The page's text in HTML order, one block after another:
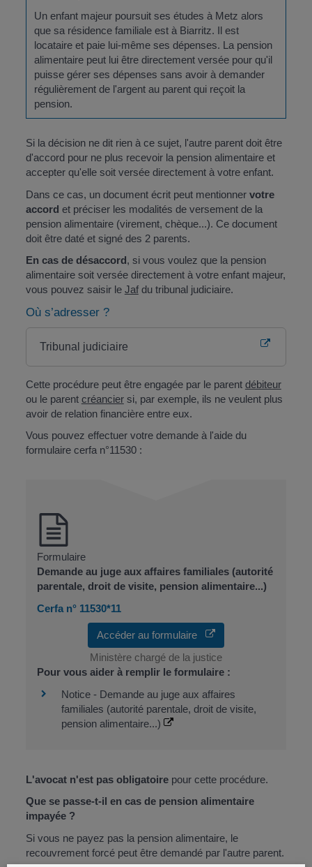
Un enfant majeur poursuit ses études à Metz alors
que sa résidence familiale est à Biarritz. Il est
locataire et paie lui-même ses dépenses. La pension
alimentaire peut lui être directement versée pour qu'il
puisse gérer ses dépenses sans avoir à demander
régulièrement de l'argent au parent qui reçoit la
pension.
Si la décision ne dit rien à ce sujet, l'autre parent doit être
d'accord pour ne plus recevoir la pension alimentaire et
accepter qu'elle soit versée directement à votre enfant.
Dans ce cas, un document écrit peut mentionner votre
accord et préciser les modalités de versement de la
pension alimentaire (virement, chèque...). Ce document
doit être daté et signé des 2 parents.
En cas de désaccord, si vous voulez que la pension
alimentaire soit versée directement à votre enfant majeur,
vous pouvez saisir le Jafdu tribunal judiciaire.
Où s’adresser ?
Tribunal judiciaire
Cette procédure peut être engagée par le parent débiteur
ou le parent créanciersi, par exemple, ils ne veulent plus
avoir de relation financière entre eux.
Vous pouvez effectuer votre demande à l'aide du
formulaire cerfa n°11530 :
Formulaire
Demande au juge aux affaires familiales (autorité
parentale, droit de visite, pension alimentaire...)
Cerfa n° 11530*11
Accéder au formulaire
Ministère chargé de la justice
Pour vous aider à remplir le formulaire :
Notice - Demande au juge aux affaires
familiales (autorité parentale, droit de visite,
pension alimentaire...)
L'avocat n'est pas obligatoirepour cette procédure.
Que se passe-t-il en cas de pension alimentaire
impayée ?
Si vous ne payez pas la pension alimentaire, le
recouvrement forcé peut être demandé par l'autre parent.